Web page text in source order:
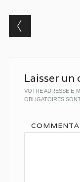
Post
Laisser un
VOTRE ADRESSE E-
OBLIGATOIRES